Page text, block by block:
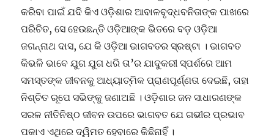
କରିବା ପାଇଁ ଯଦି କିଏ ଓଡ଼ିଶାର ଆବାଳବୃଦ୍ଧବନିତାଙ୍କ ପାଖରେ
ପରିଚିତ, ସେ ହେଉଛନ୍ତି ଓଡ଼ିଆଙ୍କ ଭିତରେ ବଡ଼ ଓଡ଼ିଆ
ଜଗନ୍ନାଥ ଦାସ, ଯେ କି ଓଡ଼ିଆ ଭାଗବତର ସ୍ରଷ୍ଟା । ଭାଗବତ
କିଭଳି ଭାବେ ଯୁଗ ଯୁଗ ଧରି ତା’ର ଯାଦୁକରୀ ସ୍ପର୍ଶରେ ଆମ
ସମସ୍ତଙ୍କ ଜୀବନକୁ ଆଧ୍ୟାତ୍ମିକ ପ୍ରାଣପୂର୍ଣ୍ଣତା ଦେଇଛି, ତାହା
ନିଶ୍ଚିତ ରୂପେ ସଭିଙ୍କୁ ଜଣାଅଛି । ଓଡ଼ିଶାର ଜନ ସାଧାରଣଙ୍କ
ସରଳ ନୀତିନିଷ୍ଠ ଜୀବନ ଉପରେ ଭାଗବତ ଯେ ଗଭୀର ପ୍ରଭାବ
ପକାଏ ଏଥିରେ ଦ୍ୱିମତ ହେବାରେ କିଛିନାହିଁ ।